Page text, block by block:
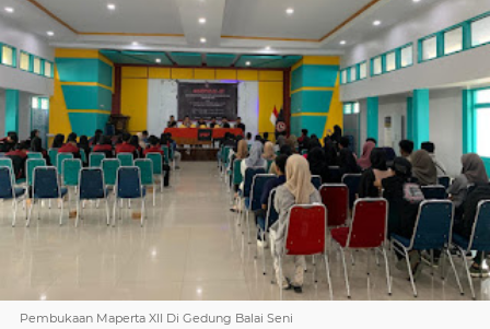
Pembukaan Maperta XII Di Gedung Balai Seni